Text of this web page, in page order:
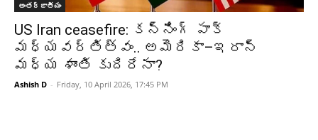
అంతర్జాతీయం
US Iran ceasefire: కన్నింగ్‌ పాక్‌
మధ్యవర్తిత్వం.. అమెరికా–ఇరాన్‌
మధ్య శాంతి కుదిరేనా?
Ashish D - Friday, 10 April 2026, 17:45 PM